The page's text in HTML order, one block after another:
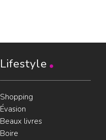
Lifestyle
Shopping
Évasion
Beaux livres
Boire